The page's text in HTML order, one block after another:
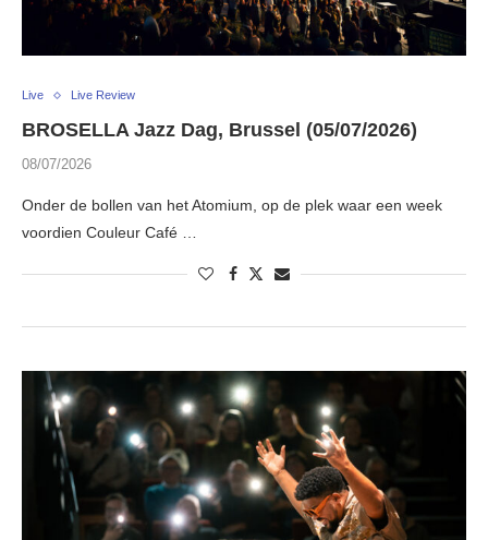
Live Live Review
BROSELLA Jazz Dag, Brussel (05/07/2026)
08/07/2026
Onder de bollen van het Atomium, op de plek waar een week
voordien Couleur Café …